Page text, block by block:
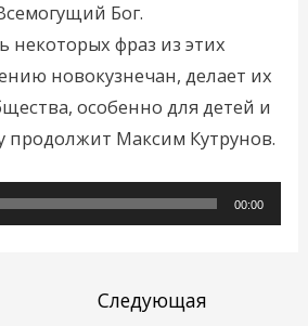
Бог.
некоторых фраз из этих
новокузнечан, делает их
особенно для детей и
продолжит Максим Кутрунов.
00:00
Следующая